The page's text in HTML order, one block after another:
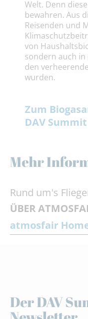
Welt. Denn
bewahren. Aus
Reisenden und
von
sondern auch
den
wurden.
Zum
DAV
Mehr
Rund um's
ÜBER
atmosfair
Der DAV